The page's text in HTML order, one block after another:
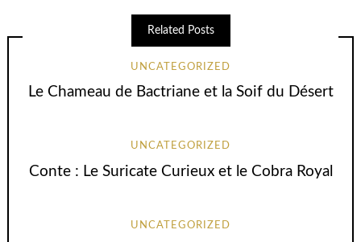
Related Posts
UNCATEGORIZED
Le Chameau de Bactriane et la Soif du Désert
UNCATEGORIZED
Conte : Le Suricate Curieux et le Cobra Royal
UNCATEGORIZED